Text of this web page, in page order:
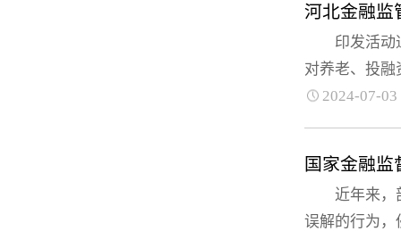
河北金融监
印发活动通
对养老、投融
2024-07-03
国家金融
近年来，部
误解的行为，